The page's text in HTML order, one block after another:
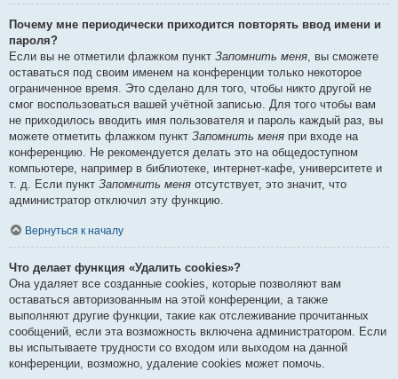
Почему мне периодически приходится повторять ввод имени и
пароля?
Если вы не отметили флажком пункт Запомнить меня, вы сможете
оставаться под своим именем на конференции только некоторое
ограниченное время. Это сделано для того, чтобы никто другой не
смог воспользоваться вашей учётной записью. Для того чтобы вам
не приходилось вводить имя пользователя и пароль каждый раз, вы
можете отметить флажком пункт Запомнить меня при входе на
конференцию. Не рекомендуется делать это на общедоступном
компьютере, например в библиотеке, интернет-кафе, университете и
т. д. Если пункт Запомнить меня отсутствует, это значит, что
администратор отключил эту функцию.
Вернуться к началу
Что делает функция «Удалить cookies»?
Она удаляет все созданные cookies, которые позволяют вам
оставаться авторизованным на этой конференции, а также
выполняют другие функции, такие как отслеживание прочитанных
сообщений, если эта возможность включена администратором. Если
вы испытываете трудности со входом или выходом на данной
конференции, возможно, удаление cookies может помочь.